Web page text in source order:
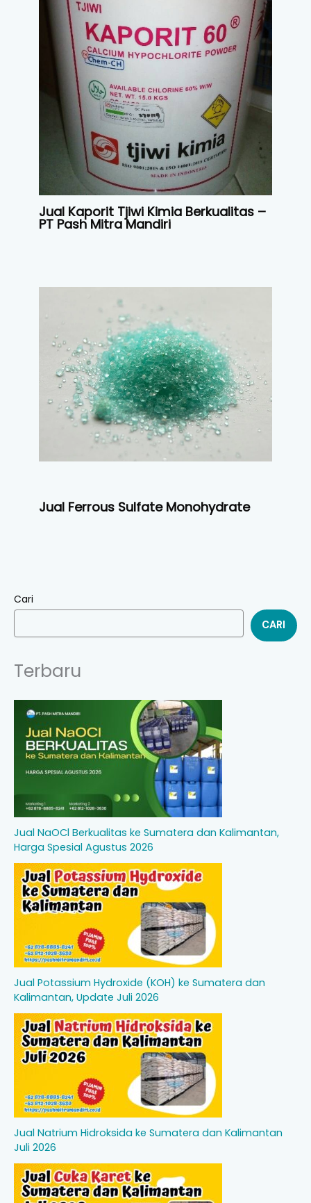
Jual Kaporit Tjiwi Kimia Berkualitas –
PT Pash Mitra Mandiri
Jual Ferrous Sulfate Monohydrate
Cari
CARI
Terbaru
Jual NaOCl Berkualitas ke Sumatera dan Kalimantan,
Harga Spesial Agustus 2026
Jual Potassium Hydroxide (KOH) ke Sumatera dan
Kalimantan, Update Juli 2026
Jual Natrium Hidroksida ke Sumatera dan Kalimantan
Juli 2026